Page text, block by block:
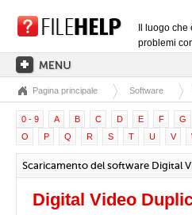
Il luogo
problemi
PAGINA PRINCIPALE
CATEGORIE DELLE
CATEGORIE DEI DRIVER
FILE DLL
CONVERSIONI DI FILE
Pagina principale Software
0 - 9 A B C D E F G
O
P Q R S T U V
Scaricamento del software Digital
Digital Video